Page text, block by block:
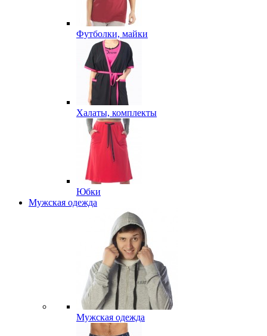
Футболки, майки
Халаты, комплекты
Юбки
Мужская одежда
Мужская одежда